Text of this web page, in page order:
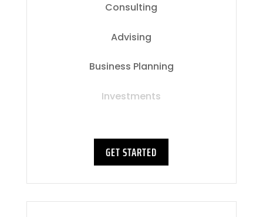
Consulting
Advising
Business Planning
Investments
GET STARTED